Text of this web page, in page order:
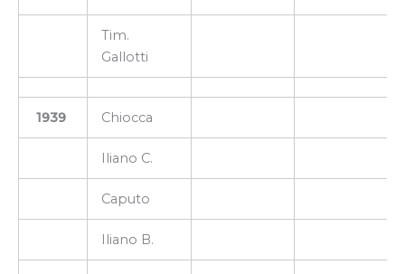
Tim.
Gallotti
1939 Chiocca
Iliano C.
Caputo
Iliano B.